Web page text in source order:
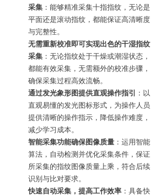
采集 ：能够精准采集十指指纹，无论是
平面还是滚动指纹，都能保证高清晰度
与完整性。
无需重新校准即可实现出色的干湿指纹
采集 ：无论指纹处于干燥或潮湿状态，
都能有效采集，无需额外的校准步骤，
确保采集过程高效流畅。
通过发光象形图提供直观操作指引 ：以
直观易懂的发光图标形式，为操作人员
提供清晰的操作指示，降低操作难度，
减少学习成本。
智能采集功能确保图像质量 ：运用智能
算法，自动检测并优化采集条件，保证
所采集的指纹图像质量上乘，符合后续
识别与比对要求。
快速自动采集，提高工作效率 ：具备快